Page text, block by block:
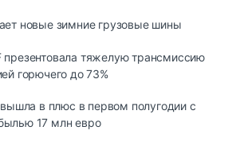
новые зимние грузовые шины
презентовала тяжелую трансмиссию
горючего до 73%
в плюс в первом полугодии с
17 млн евро